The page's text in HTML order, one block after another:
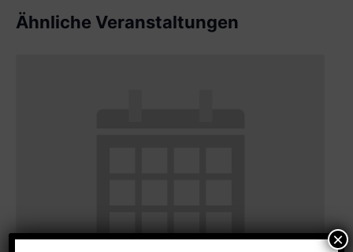
Ähnliche Veranstaltungen